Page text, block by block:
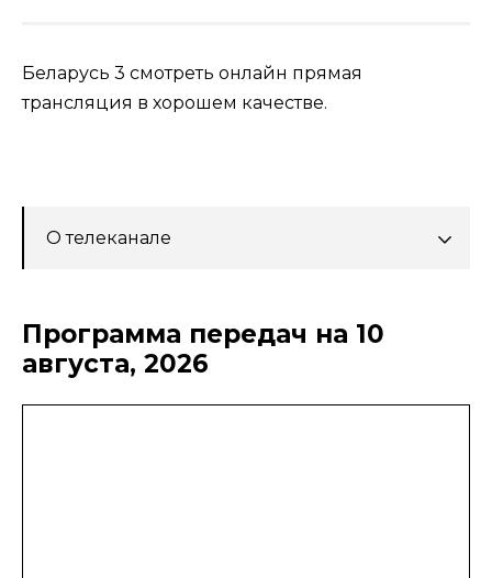
Беларусь 3 смотреть онлайн прямая
трансляция в хорошем качестве.
О телеканале
Программа передач на 10
августа, 2026